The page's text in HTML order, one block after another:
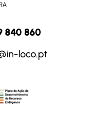
840 860
loco.pt